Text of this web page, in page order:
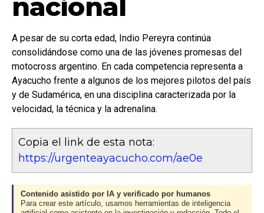
nacional
A pesar de su corta edad, Indio Pereyra continúa
consolidándose como una de las jóvenes promesas del
motocross argentino. En cada competencia representa a
Ayacucho frente a algunos de los mejores pilotos del país
y de Sudamérica, en una disciplina caracterizada por la
velocidad, la técnica y la adrenalina.
Copia el link de esta nota:
https://urgenteayacucho.com/ae0e
Contenido asistido por IA y verificado por humanos
Para crear este artículo, usamos herramientas de inteligencia